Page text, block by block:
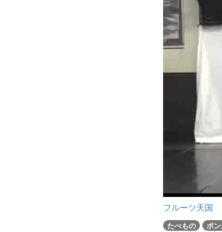
フルーツ天国
たべもの
ポ